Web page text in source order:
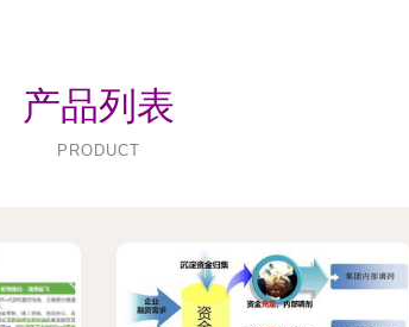
产品列表
PRODUCT